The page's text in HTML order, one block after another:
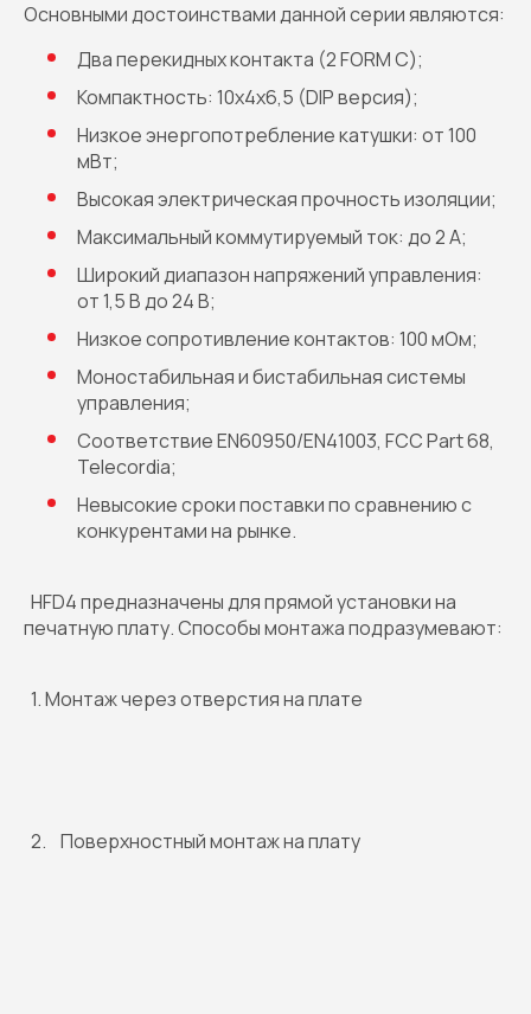
Основными достоинствами данной серии являются:
Два перекидных контакта (2 FORM C);
Компактность: 10x4x6,5 (DIP версия);
Низкое энергопотребление катушки: от 100
мВт;
Высокая электрическая прочность изоляции;
Максимальный коммутируемый ток: до 2 А;
Широкий диапазон напряжений управления:
от 1,5 В до 24 В;
Низкое сопротивление контактов: 100 мОм;
Моностабильная и бистабильная системы
управления;
Соответствие EN60950/EN41003, FCC Part 68,
Telecordia;
Невысокие сроки поставки по сравнению с
конкурентами на рынке.
HFD4 предназначены для прямой установки на
печатную плату. Способы монтажа подразумевают:
1. Монтаж через отверстия на плате
2. Поверхностный монтаж на плату